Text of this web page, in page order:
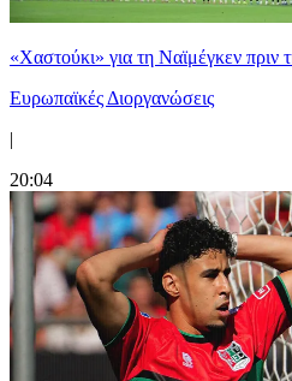
«Χαστούκι» για τη Ναϊμέγκεν πριν
Ευρωπαϊκές Διοργανώσεις
|
20:04